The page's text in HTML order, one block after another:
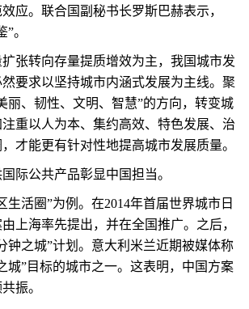
应。联合国副秘书长罗斯巴赫表示，
。
转向存量提质增效为主，我国城市发
要求以坚持城市内涵式发展为主线。聚
丽、韧性、文明、智慧”的方向，转变城
重以人为本、集约高效、特色发展、治
才能更有针对性地提高城市发展质量。
公共产品彰显中国担当。
活圈”为例。在2014年首届世界城市日
上海率先提出，并在全国推广。之后，
钟之城”计划。意大利米兰近期被媒体称
城”目标的城市之一。这表明，中国方案
振。